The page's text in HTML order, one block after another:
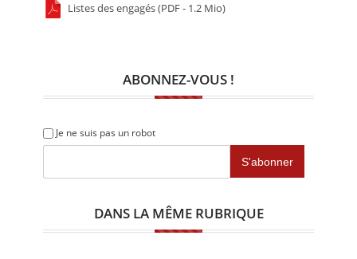
Listes des engagés (PDF - 1.2 Mio)
ABONNEZ-VOUS !
Je ne suis pas un robot
DANS LA MÊME RUBRIQUE